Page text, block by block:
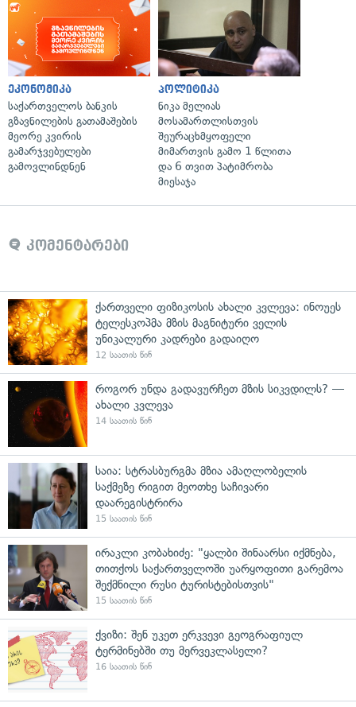
ეკონომიკა
საქართველოს ბანკის
გზავნილების გათამაშების
მეორე კვირის
გამარჯვებულები
გამოვლინდნენ
პოლიტიკა
ნიკა მელიას
მოსამართლისთვის
შეურაცხმყოფელი
მიმართვის გამო 1 წლითა
და 6 თვით პატიმრობა
მიესაჯა
კომენტარები
ქართველი ფიზიკოსის ახალი კვლევა: ინოუეს
ტელესკოპმა მზის მაგნიტური ველის
უნიკალური კადრები გადაიღო
12 საათის წინ
როგორ უნდა გადავურჩეთ მზის სიკვდილს? —
ახალი კვლევა
14 საათის წინ
საია: სტრასბურგმა მზია ამაღლობელის
საქმეზე რიგით მეოთხე საჩივარი
დაარეგისტრირა
15 საათის წინ
ირაკლი კობახიძე: "ყალბი შინაარსი იქმნება,
თითქოს საქართველოში უარყოფითი გარემოა
შექმნილი რუსი ტურისტებისთვის"
15 საათის წინ
ქვიზი: შენ უკეთ ერკვევი გეოგრაფიულ
ტერმინებში თუ მერვეკლასელი?
16 საათის წინ